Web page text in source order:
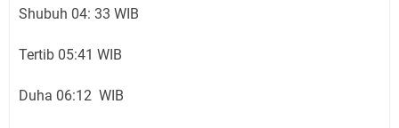
Shubuh 04: 33 WIB
Tertib 05:41 WIB
Duha 06:12 WIB